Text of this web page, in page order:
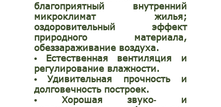
благоприятный внутренний
микроклимат жилья;
оздоровительный эффект
природного материала,
обеззараживание воздуха.
• Естественная вентиляция и
регулирование влажности.
•Удивительная прочность и
долговечность построек.
• Хорошая звуко- и